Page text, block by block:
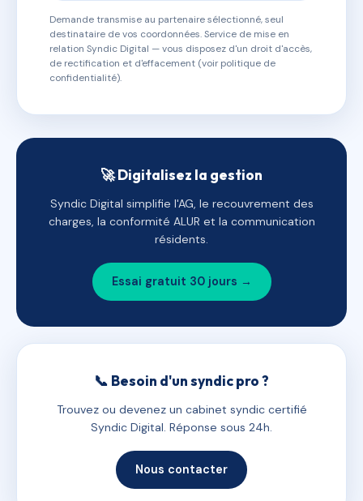
Demande transmise au partenaire sélectionné, seul
destinataire de vos coordonnées. Service de mise en
relation Syndic Digital — vous disposez d'un droit d'accès,
de rectification et d'effacement (voir politique de
confidentialité).
🚀 Digitalisez la gestion
Syndic Digital simplifie l'AG, le recouvrement des
charges, la conformité ALUR et la communication
résidents.
Essai gratuit 30 jours →
📞 Besoin d'un syndic pro ?
Trouvez ou devenez un cabinet syndic certifié
Syndic Digital. Réponse sous 24h.
Nous contacter